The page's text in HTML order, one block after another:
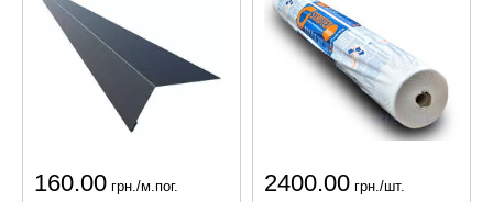
160.00 грн./м.пог. 2400.00 грн./шт.